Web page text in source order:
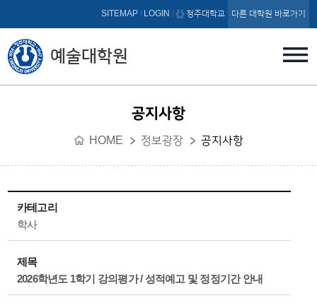
본문 바로가기
예술대학원
SITEMAP LOGIN 청주대학교 다른 대학원 바로가기
공지사항
HOME 정보광장 공지사항
카테고리
학사
제목
2026학년도 1학기 강의평가 / 성적예고 및 정정기간 안내